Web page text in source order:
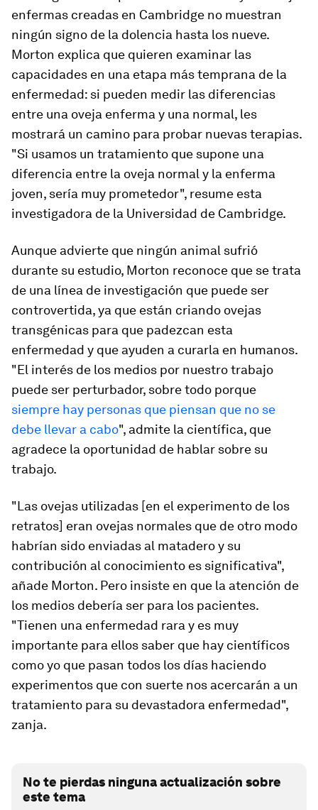
enfermas creadas en Cambridge no muestran
ningún signo de la dolencia hasta los nueve.
Morton explica que quieren examinar las
capacidades en una etapa más temprana de la
enfermedad: si pueden medir las diferencias
entre una oveja enferma y una normal, les
mostrará un camino para probar nuevas terapias.
"Si usamos un tratamiento que supone una
diferencia entre la oveja normal y la enferma
joven, sería muy prometedor", resume esta
investigadora de la Universidad de Cambridge.
Aunque advierte que ningún animal sufrió
durante su estudio, Morton reconoce que se trata
de una línea de investigación que puede ser
controvertida, ya que están criando ovejas
transgénicas para que padezcan esta
enfermedad y que ayuden a curarla en humanos.
"El interés de los medios por nuestro trabajo
puede ser perturbador, sobre todo porque
siempre hay personas que piensan que no se
debe llevar a cabo", admite la científica, que
agradece la oportunidad de hablar sobre su
trabajo.
"Las ovejas utilizadas [en el experimento de los
retratos] eran ovejas normales que de otro modo
habrían sido enviadas al matadero y su
contribución al conocimiento es significativa",
añade Morton. Pero insiste en que la atención de
los medios debería ser para los pacientes.
"Tienen una enfermedad rara y es muy
importante para ellos saber que hay científicos
como yo que pasan todos los días haciendo
experimentos que con suerte nos acercarán a un
tratamiento para su devastadora enfermedad",
zanja.
No te pierdas ninguna actualización sobre
este tema